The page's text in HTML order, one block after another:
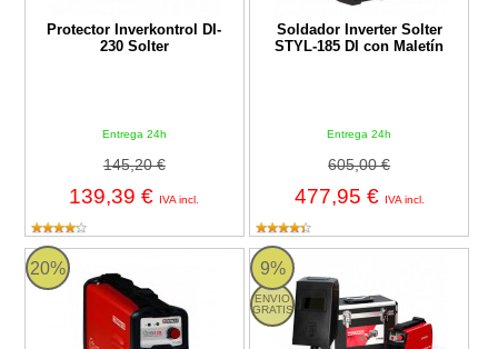
Protector Inverkontrol DI-
230 Solter
Entrega 24h
145,20 €
139,39 € IVA incl.
Soldador Inverter Solter
STYL-185 DI con Maletín
Entrega 24h
605,00 €
477,95 € IVA incl.
20%
Solter CORE 130i - Soldador eléctrico de 130Amp
9%
ENVIO
GRATIS
Solter PRACTICO 150 -